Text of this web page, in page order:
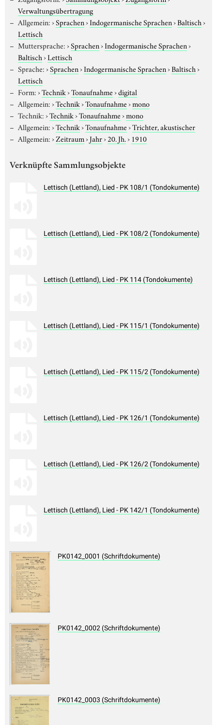
Verwaltungsübertragung
Allgemein:›Sprachen›Indogermanische Sprachen›Baltisch›
Lettisch
Muttersprache:›Sprachen›Indogermanische Sprachen›
Baltisch›Lettisch
Sprache:›Sprachen›Indogermanische Sprachen›Baltisch›
Lettisch
Form:›Technik›Tonaufnahme›digital
Allgemein:›Technik›Tonaufnahme›mono
Technik:›Technik›Tonaufnahme›mono
Allgemein:›Technik›Tonaufnahme›Trichter, akustischer
Allgemein:›Zeitraum›Jahr›20. Jh.› 1910
Verknüpfte Sammlungsobjekte
Lettisch (Lettland), Lied - PK 108/1 (Tondokumente)
Lettisch (Lettland), Lied - PK 108/2 (Tondokumente)
Lettisch (Lettland), Lied - PK 114 (Tondokumente)
Lettisch (Lettland), Lied - PK 115/1 (Tondokumente)
Lettisch (Lettland), Lied - PK 115/2 (Tondokumente)
Lettisch (Lettland), Lied - PK 126/1 (Tondokumente)
Lettisch (Lettland), Lied - PK 126/2 (Tondokumente)
Lettisch (Lettland), Lied - PK 142/1 (Tondokumente)
PK0142_0001 (Schriftdokumente)
PK0142_0002 (Schriftdokumente)
PK0142_0003 (Schriftdokumente)